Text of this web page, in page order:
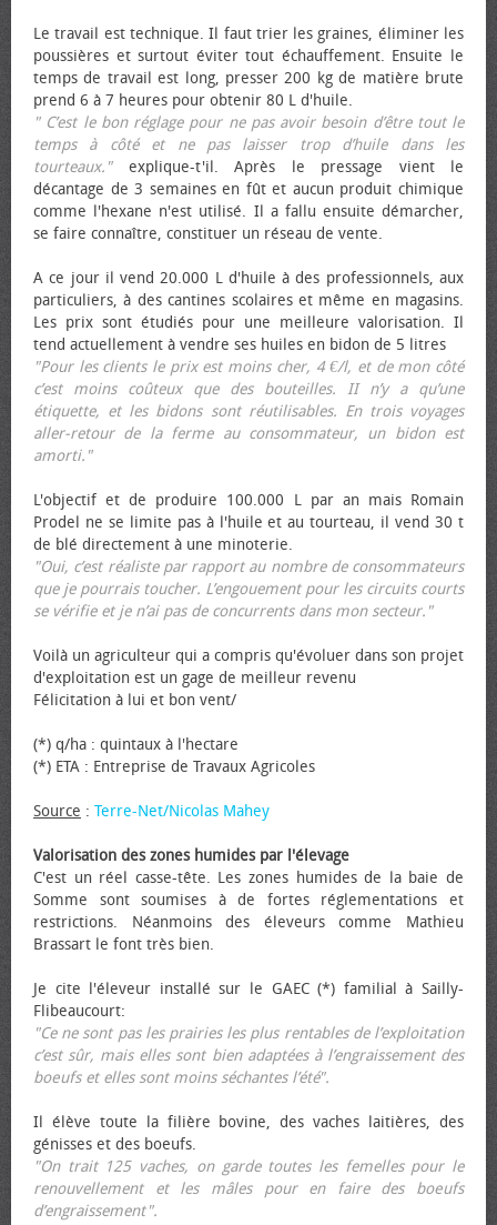
Le travail est technique. Il faut trier les graines, éliminer les
poussières et surtout éviter tout échauffement. Ensuite le
temps de travail est long, presser 200 kg de matière brute
prend 6 à 7 heures pour obtenir 80 L d'huile.
" C’est le bon réglage pour ne pas avoir besoin d’être tout le
temps à côté et ne pas laisser trop d’huile dans les
tourteaux."explique-t'il. Après le pressage vient le
décantage de 3 semaines en fût et aucun produit chimique
comme l'hexane n'est utilisé. Il a fallu ensuite démarcher,
se faire connaître, constituer un réseau de vente.
A ce jour il vend 20.000 L d'huile à des professionnels, aux
particuliers, à des cantines scolaires et même en magasins.
Les prix sont étudiés pour une meilleure valorisation. Il
tend actuellement à vendre ses huiles en bidon de 5 litres
"Pour les clients le prix est moins cher, 4 €/l, et de mon côté
c’est moins coûteux que des bouteilles. II n’y a qu’une
étiquette, et les bidons sont réutilisables. En trois voyages
aller-retour de la ferme au consommateur, un bidon est
amorti."
L'objectif et de produire 100.000 L par an mais Romain
Prodel ne se limite pas à l'huile et au tourteau, il vend 30 t
de blé directement à une minoterie.
"Oui, c’est réaliste par rapport au nombre de consommateurs
que je pourrais toucher. L’engouement pour les circuits courts
se vérifie et je n’ai pas de concurrents dans mon secteur."
Voilà un agriculteur qui a compris qu'évoluer dans son projet
d'exploitation est un gage de meilleur revenu
Félicitation à lui et bon vent/
(*) q/ha : quintaux à l'hectare
(*) ETA : Entreprise de Travaux Agricoles
Source : Terre-Net/Nicolas Mahey
Valorisation des zones humides par l'élevage
C'est un réel casse-tête. Les zones humides de la baie de
Somme sont soumises à de fortes réglementations et
restrictions. Néanmoins des éleveurs comme Mathieu
Brassart le font très bien.
Je cite l'éleveur installé sur le GAEC (*) familial à Sailly-
Flibeaucourt:
"Ce ne sont pas les prairies les plus rentables de l’exploitation
c’est sûr, mais elles sont bien adaptées à l’engraissement des
bœufs et elles sont moins séchantes l’été".
Il élève toute la filière bovine, des vaches laitières, des
génisses et des bœufs.
"On trait 125 vaches, on garde toutes les femelles pour le
renouvellement et les mâles pour en faire des bœufs
d’engraissement".